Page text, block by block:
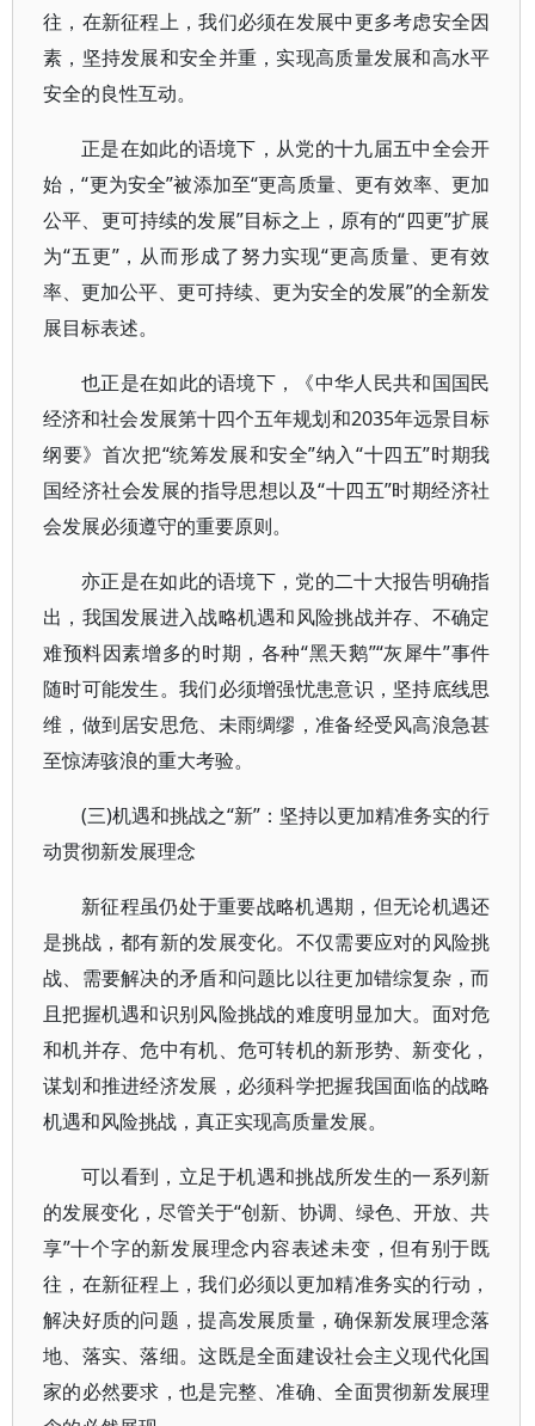
往，在新征程上，我们必须在发展中更多考虑安全因
素，坚持发展和安全并重，实现高质量发展和高水平
安全的良性互动。
正是在如此的语境下，从党的十九届五中全会开
始，“更为安全”被添加至“更高质量、更有效率、更加
公平、更可持续的发展”目标之上，原有的“四更”扩展
为“五更”，从而形成了努力实现“更高质量、更有效
率、更加公平、更可持续、更为安全的发展”的全新发
展目标表述。
也正是在如此的语境下，《中华人民共和国国民
经济和社会发展第十四个五年规划和2035年远景目标
纲要》首次把“统筹发展和安全”纳入“十四五”时期我
国经济社会发展的指导思想以及“十四五”时期经济社
会发展必须遵守的重要原则。
亦正是在如此的语境下，党的二十大报告明确指
出，我国发展进入战略机遇和风险挑战并存、不确定
难预料因素增多的时期，各种“黑天鹅”“灰犀牛”事件
随时可能发生。我们必须增强忧患意识，坚持底线思
维，做到居安思危、未雨绸缪，准备经受风高浪急甚
至惊涛骇浪的重大考验。
(三)机遇和挑战之“新”：坚持以更加精准务实的行
动贯彻新发展理念
新征程虽仍处于重要战略机遇期，但无论机遇还
是挑战，都有新的发展变化。不仅需要应对的风险挑
战、需要解决的矛盾和问题比以往更加错综复杂，而
且把握机遇和识别风险挑战的难度明显加大。面对危
和机并存、危中有机、危可转机的新形势、新变化，
谋划和推进经济发展，必须科学把握我国面临的战略
机遇和风险挑战，真正实现高质量发展。
可以看到，立足于机遇和挑战所发生的一系列新
的发展变化，尽管关于“创新、协调、绿色、开放、共
享”十个字的新发展理念内容表述未变，但有别于既
往，在新征程上，我们必须以更加精准务实的行动，
解决好质的问题，提高发展质量，确保新发展理念落
地、落实、落细。这既是全面建设社会主义现代化国
家的必然要求，也是完整、准确、全面贯彻新发展理